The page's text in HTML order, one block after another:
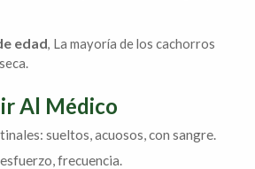
edad, La mayoría de los cachorros
Al Médico
sueltos, acuosos, con sangre.
frecuencia.